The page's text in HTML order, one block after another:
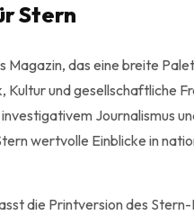
Stern
Magazin, das eine breite
Kultur und gesellschaftliche
Journalismus
wertvolle Einblicke in
die Printversion des